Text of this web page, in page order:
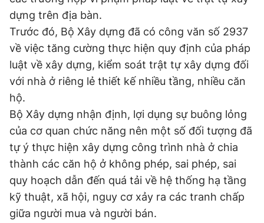
Tổng biên tập: Nguyễn Ngọc Toàn
Phó tổng biên tập thường trực: Hải Thành
Phó tổng biên tập: Lâm Hiếu Dũng
Phó tổng biên tập: Trần Việt Hưng
Tổng thư ký tòa soạn: Đức Trung
Giấy phép xuất bản số 110/GP - BTTTT cấp ngày 24.3.2020
© 2003-2026 Bản quyền thuộc về Báo Thanh Niên. Cấm sao
chép dưới mọi hình thức nếu không có sự chấp thuận bằng văn
bản. Phát triển bởi ePi Technologies, JSC.
dựng trên địa bàn.
Trước đó, Bộ Xây dựng đã có công văn số 2937
về việc tăng cường thực hiện quy định của pháp
luật về xây dựng, kiểm soát trật tự xây dựng đối
với nhà ở riêng lẻ thiết kế nhiều tầng, nhiều căn
hộ.
Bộ Xây dựng nhận định, lợi dụng sự buông lỏng
của cơ quan chức năng nên một số đối tượng đã
tự ý thực hiện xây dựng công trình nhà ở chia
thành các căn hộ ở không phép, sai phép, sai
quy hoạch dẫn đến quá tải về hệ thống hạ tầng
kỹ thuật, xã hội, nguy cơ xảy ra các tranh chấp
giữa người mua và người bán.